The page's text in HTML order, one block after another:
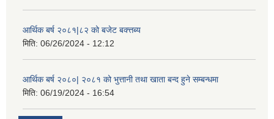
आर्थिक बर्ष २०८१|८२ को बजेट बक्त्तब्य
मिति: 06/26/2024 - 12:12
आर्थिक बर्ष २०८०| २०८१ को भुत्तानी तथा खाता बन्द हुने सम्बन्धमा
मिति: 06/19/2024 - 16:54